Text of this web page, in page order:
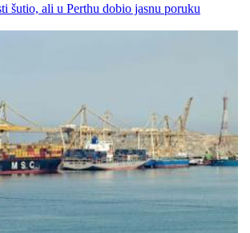
šutio, ali u Perthu dobio jasnu poruku